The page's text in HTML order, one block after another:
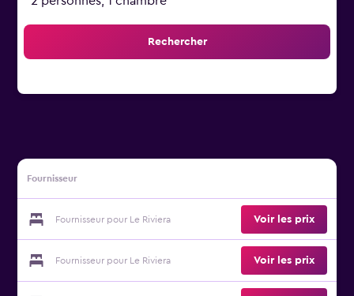
Rechercher
Fournisseur
Fournisseur pour Le Riviera Voir les prix
Fournisseur pour Le Riviera Voir les prix